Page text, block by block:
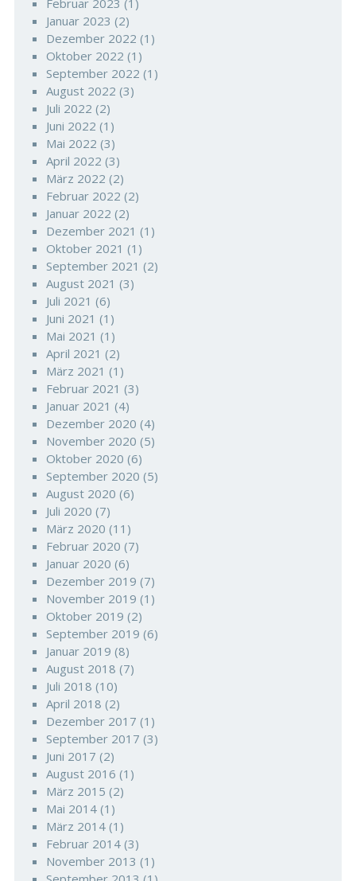
Februar 2023 (1)
Januar 2023 (2)
Dezember 2022 (1)
Oktober 2022 (1)
September 2022 (1)
August 2022 (3)
Juli 2022 (2)
Juni 2022 (1)
Mai 2022 (3)
April 2022 (3)
März 2022 (2)
Februar 2022 (2)
Januar 2022 (2)
Dezember 2021 (1)
Oktober 2021 (1)
September 2021 (2)
August 2021 (3)
Juli 2021 (6)
Juni 2021 (1)
Mai 2021 (1)
April 2021 (2)
März 2021 (1)
Februar 2021 (3)
Januar 2021 (4)
Dezember 2020 (4)
November 2020 (5)
Oktober 2020 (6)
September 2020 (5)
August 2020 (6)
Juli 2020 (7)
März 2020 (11)
Februar 2020 (7)
Januar 2020 (6)
Dezember 2019 (7)
November 2019 (1)
Oktober 2019 (2)
September 2019 (6)
Januar 2019 (8)
August 2018 (7)
Juli 2018 (10)
April 2018 (2)
Dezember 2017 (1)
September 2017 (3)
Juni 2017 (2)
August 2016 (1)
März 2015 (2)
Mai 2014(1)
März 2014(1)
Februar 2014(3)
November 2013 (1)